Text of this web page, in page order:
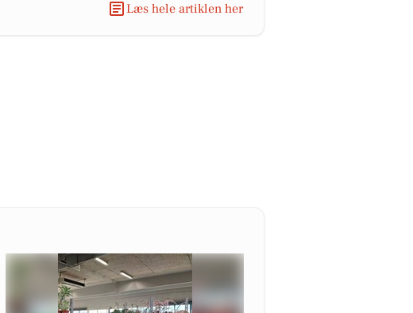
Læs hele artiklen her